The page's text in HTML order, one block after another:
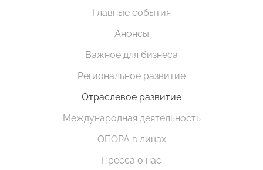
Главные события
Анонсы
Важное для бизнеса
Региональное развитие
Отраслевое развитие
Международная деятельность
ОПОРА в лицах
Пресса о нас